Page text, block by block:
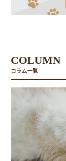
COLUMN
コラム一覧